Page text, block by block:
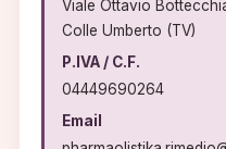
Viale Ottavio
Colle Umberto (TV)
P.IVA / C.F.
04449690264
Email